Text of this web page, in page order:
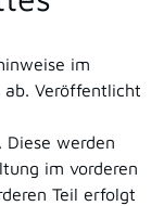
im
ab. Veröffentlicht
Diese werden
im vorderen
Teil erfolgt